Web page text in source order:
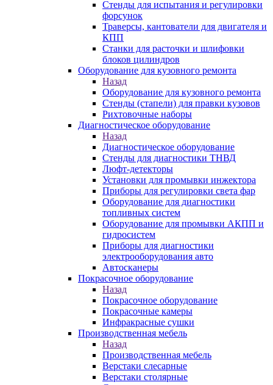
Стенды для испытания и регулировки
форсунок
Траверсы, кантователи для двигателя и
КПП
Станки для расточки и шлифовки
блоков цилиндров
Оборудование для кузовного ремонта
Назад
Оборудование для кузовного ремонта
Стенды (стапели) для правки кузовов
Рихтовочные наборы
Диагностическое оборудование
Назад
Диагностическое оборудование
Стенды для диагностики ТНВД
Люфт-детекторы
Установки для промывки инжектора
Приборы для регулировки света фар
Оборудование для диагностики
топливных систем
Оборудование для промывки АКПП и
гидросистем
Приборы для диагностики
электрооборудования авто
Автосканеры
Покрасочное оборудование
Назад
Покрасочное оборудование
Покрасочные камеры
Инфракрасные сушки
Производственная мебель
Назад
Производственная мебель
Верстаки слесарные
Верстаки столярные